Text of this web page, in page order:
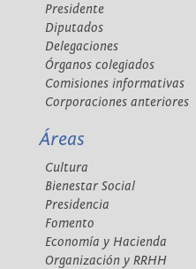
Presidente
Diputados
Delegaciones
Órganos colegiados
Comisiones informativas
Corporaciones anteriores
Áreas
Cultura
Bienestar Social
Presidencia
Fomento
Economía y Hacienda
Organización y RRHH